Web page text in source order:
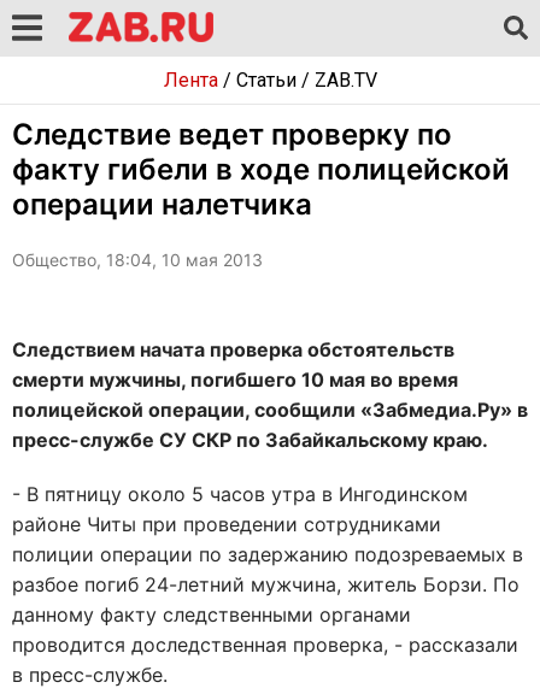
Лента/ Статьи/ ZAB.TV
Следствие ведет проверку по
факту гибели в ходе полицейской
операции налетчика
Общество, 18:04, 10 мая 2013
Следствием начата проверка обстоятельств
смерти мужчины, погибшего 10 мая во время
полицейской операции, сообщили «Забмедиа.Ру» в
пресс-службе СУ СКР по Забайкальскому краю.
- В пятницу около 5 часов утра в Ингодинском
районе Читы при проведении сотрудниками
полиции операции по задержанию подозреваемых в
разбое погиб 24-летний мужчина, житель Борзи. По
данному факту следственными органами
проводится доследственная проверка, - рассказали
в пресс-службе.